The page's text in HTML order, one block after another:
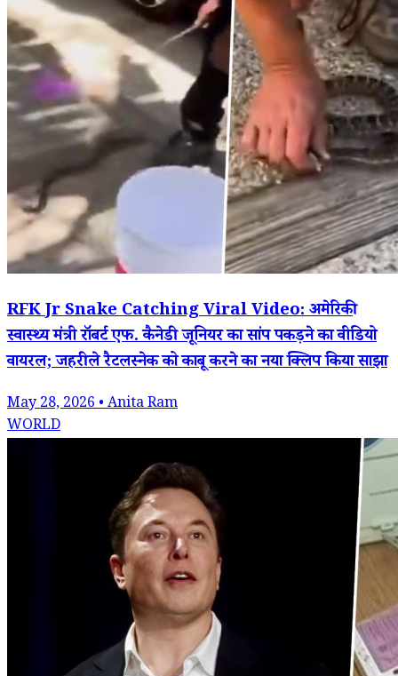
RFK Jr Snake Catching Viral Video: अमेरिकी
स्वास्थ्य मंत्री रॉबर्ट एफ. कैनेडी जूनियर का सांप पकड़ने का वीडियो
वायरल; जहरीले रैटलस्नेक को काबू करने का नया क्लिप किया साझा
May 28, 2026 • Anita Ram
WORLD